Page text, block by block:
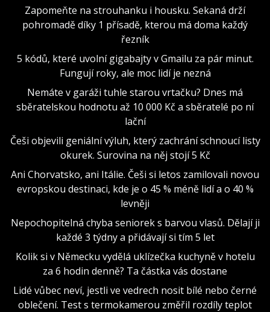
Zapomeňte na strouhanku i housku. Sekaná drží
pohromadě díky 1 přísadě, kterou má doma každý
řezník
5 kódů, které uvolní gigabajty v Gmailu za pár minut.
Fungují roky, ale moc lidí je nezná
Nemáte v garáži tuhle starou vrtačku? Dnes má
sběratelskou hodnotu až 10 000 Kč a sběratelé po ní
lační
Češi objevili geniální výluh, který zachrání schnoucí listy
okurek. Surovina na něj stojí 5 Kč
Ani Chorvatsko, ani Itálie. Češi si letos zamilovali novou
evropskou destinaci, kde je o 45 % méně lidí a o 40 %
levněji
Nepochopitelná chyba seniorek s barvou vlasů. Dělají ji
každé 3 týdny a přidávají si tím 5 let
Kolik si v Německu vydělá uklízečka kuchyně v hotelu
za 6 hodin denně? Ta částka vás dostane
Lidé vůbec neví, jestli ve vedrech nosit bílé nebo černé
oblečení. Test s termokamerou změřil rozdíly teplot